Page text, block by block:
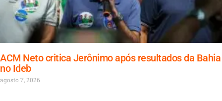
ACM Neto critica Jerônimo após resultados da Bahia
no Ideb
agosto 7, 2026